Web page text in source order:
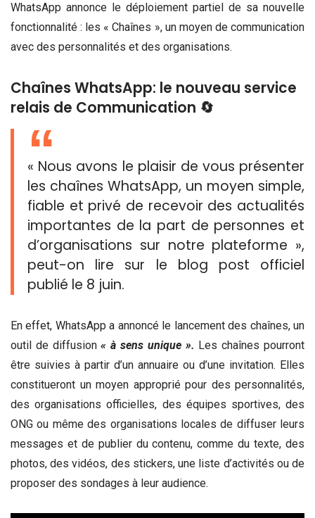
WhatsApp annonce le déploiement partiel de sa nouvelle
fonctionnalité : les « Chaînes », un moyen de communication
avec des personnalités et des organisations.
Chaînes WhatsApp: le nouveau service
relais de Communication 🔄️
« Nous avons le plaisir de vous présenter
les chaînes WhatsApp, un moyen simple,
fiable et privé de recevoir des actualités
importantes de la part de personnes et
d’organisations sur notre plateforme »,
peut-on lire sur le blog post officiel
publié le 8 juin.
En effet, WhatsApp a annoncé le lancement des chaînes, un
outil de diffusion« à sens unique ». Les chaînes pourront
être suivies à partir d’un annuaire ou d’une invitation. Elles
constitueront un moyen approprié pour des personnalités,
des organisations officielles, des équipes sportives, des
ONG ou même des organisations locales de diffuser leurs
messages et de publier du contenu, comme du texte, des
photos, des vidéos, des stickers, une liste d’activités ou de
proposer des sondages à leur audience.